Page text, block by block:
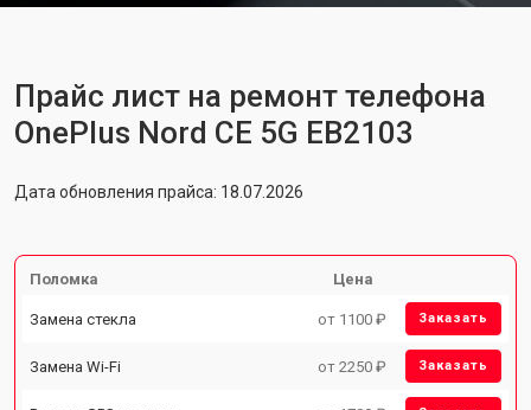
Прайс лист на ремонт телефона
OnePlus Nord CE 5G EB2103
Дата обновления прайса: 18.07.2026
Поломка Цена
Замена стекла от 1100 ₽ Заказать
Замена Wi-Fi от 2250 ₽ Заказать